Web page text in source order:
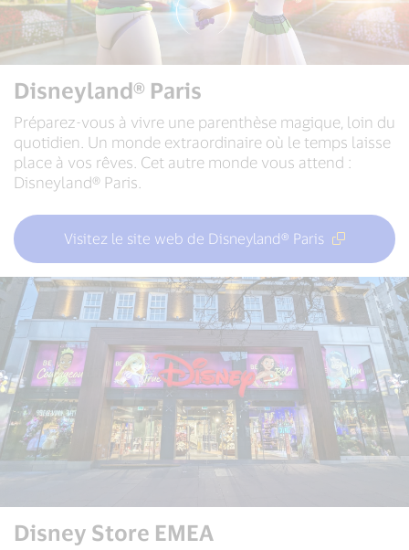
Disneyland® Paris
Préparez-vous à vivre une parenthèse magique, loin du
quotidien. Un monde extraordinaire où le temps laisse
place à vos rêves. Cet autre monde vous attend :
Disneyland® Paris.
Visitez le site web de Disneyland® Paris
Disney Store EMEA